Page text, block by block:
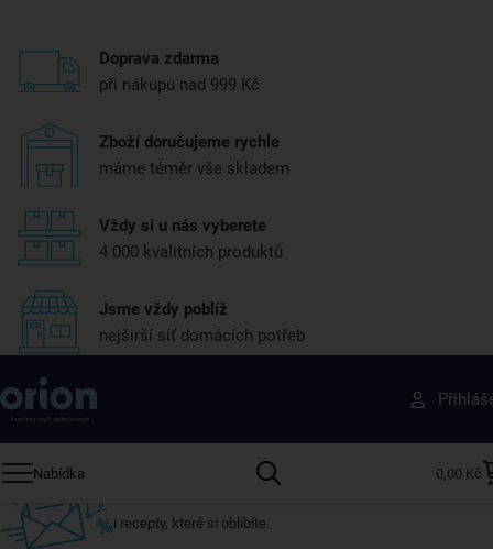
Doprava zdarma
při nákupu nad 999 Kč
Zboží doručujeme rychle
máme téměr vše skladem
Vždy si u nás vyberete
4 000 kvalitních produktů
Jsme vždy poblíž
nejširší síť domácích potřeb
Nabídka 0,00 Kč
Získejte rady, recepty a tipy na slevy dřív než
ostatní
Přihlaste se k odběru našeho newsletteru.
i recepty, které si oblíbíte.